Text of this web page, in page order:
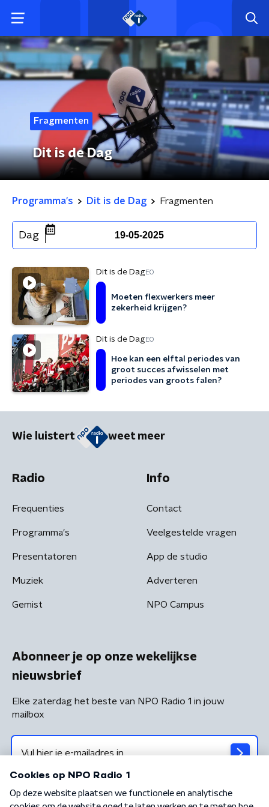
Fragmenten
Dit is de Dag
Programma's Dit is de Dag Fragmenten
Dag 19-05-2025
Dit is de DagEO
Moeten flexwerkers meer
zekerheid krijgen?
Dit is de DagEO
Hoe kan een elftal periodes van
groot succes afwisselen met
periodes van groots falen?
Wie luistert weet meer
Radio
Frequenties
Programma's
Presentatoren
Muziek
Gemist
Info
Contact
Veelgestelde vragen
App de studio
Adverteren
NPO Campus
Abonneer je op onze wekelijkse
nieuwsbrief
Elke zaterdag het beste van NPO Radio 1 in jouw
mailbox